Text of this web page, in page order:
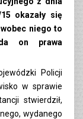
okazały się
niego to
on prawa
Policji
w sprawie
stwierdził,
wydanego